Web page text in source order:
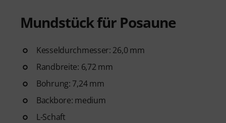
Mundstück für Posaune
Kesseldurchmesser: 26,0 mm
Randbreite: 6,72 mm
Bohrung: 7,24 mm
Backbore: medium
L-Schaft